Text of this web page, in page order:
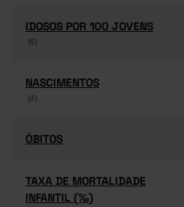
IDOSOS POR 100 JOVENS
(6)
IDOSOS POR 100 JOVENS
(6)
NASCIMENTOS
(4)
NASCIMENTOS
(4)
ÓBITOS
ÓBITOS
TAXA DE MORTALIDADE
INFANTIL (‰)
TAXA DE MORTALIDADE
INFANTIL (‰)